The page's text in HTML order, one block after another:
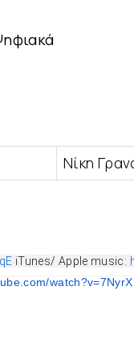
Νίκη
iTunes/ Apple music:
com/